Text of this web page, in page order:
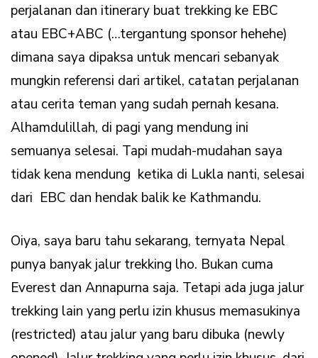
perjalanan dan itinerary buat trekking ke EBC
atau EBC+ABC (…tergantung sponsor hehehe)
dimana saya dipaksa untuk mencari sebanyak
mungkin referensi dari artikel, catatan perjalanan
atau cerita teman yang sudah pernah kesana.
Alhamdulillah, di pagi yang mendung ini
semuanya selesai. Tapi mudah-mudahan saya
tidak kena mendung ketika di Lukla nanti, selesai
dari EBC dan hendak balik ke Kathmandu.
Oiya, saya baru tahu sekarang, ternyata Nepal
punya banyak jalur trekking lho. Bukan cuma
Everest dan Annapurna saja. Tetapi ada juga jalur
trekking lain yang perlu izin khusus memasukinya
(restricted) atau jalur yang baru dibuka (newly